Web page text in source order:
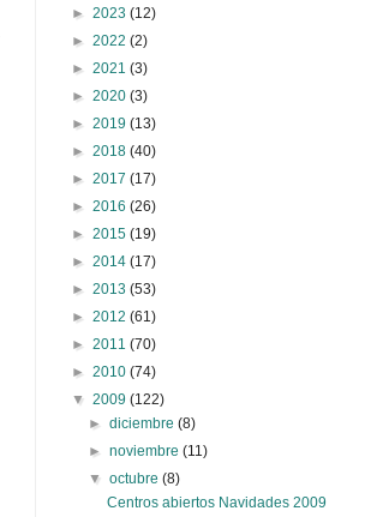
► 2023 (12)
► 2022 (2)
► 2021 (3)
► 2020 (3)
► 2019 (13)
► 2018 (40)
► 2017 (17)
► 2016 (26)
► 2015 (19)
► 2014 (17)
► 2013 (53)
► 2012 (61)
► 2011 (70)
► 2010 (74)
▼ 2009 (122)
►diciembre(8)
►noviembre(11)
▼octubre(8)
Centros abiertos Navidades 2009